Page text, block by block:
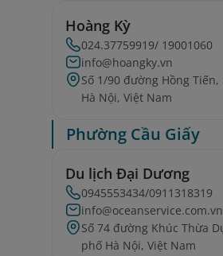
Hoàng Kỳ
024.37759919/ 19001060
info@hoangky.vn
Số 1/90 đường Hồng
Hà Nội, Việt Nam
Phường Cầu Giấy
Du lịch Đại Dương
0945553434/0911318319
info@oceanservice.com.vn
Số 74 đường Khúc Thừa
phố Hà Nội, Việt Nam